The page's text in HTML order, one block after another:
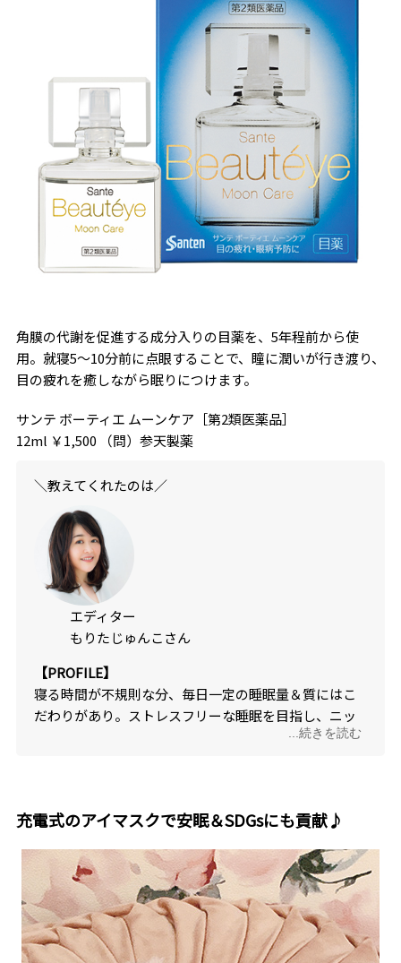
角膜の代謝を促進する成分入りの目薬を、5年程前から使
用。就寝5〜10分前に点眼することで、瞳に潤いが行き渡り、
目の疲れを癒しながら眠りにつけます。
サンテ ボーティエ ムーンケア［第2類医薬品］
12ml ￥1,500 （問）参天製薬
＼教えてくれたのは／
エディター
もりたじゅんこさん
【PROFILE】
寝る時間が不規則な分、毎日一定の睡眠量＆質にはこ
だわりがあり。ストレスフリーな睡眠を目指し、ニッ
...続きを読む
充電式のアイマスクで安眠＆SDGsにも貢献♪